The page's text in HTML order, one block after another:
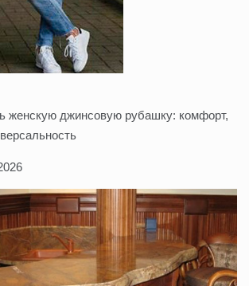
женскую джинсовую рубашку: комфорт,